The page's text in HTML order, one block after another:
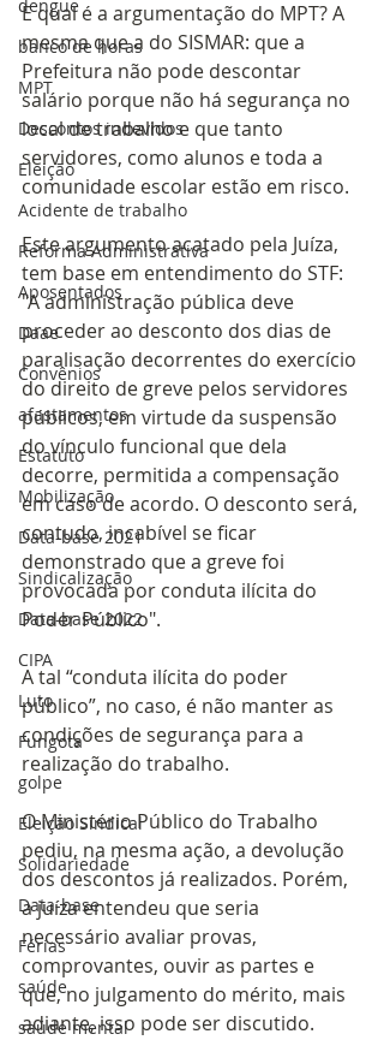
dengue
banco de horas
MPT
Descontos indevidos
Eleição
Acidente de trabalho
Reforma Administrativa
Aposentados
Daae
Convênios
afastamentos
Estatuto
Mobilização
Data-base 2021
Sindicalização
Data-base 2022
CIPA
Luto
Fungota
golpe
Eleição Sindical
Solidariedade
Data-base
Férias
saúde
saúde mental
E qual é a argumentação do MPT? A
mesma que a do SISMAR: que a
Prefeitura não pode descontar
salário porque não há segurança no
local de trabalho e que tanto
servidores, como alunos e toda a
comunidade escolar estão em risco.
Este argumento acatado pela Juíza,
tem base em entendimento do STF:
"A administração pública deve
proceder ao desconto dos dias de
paralisação decorrentes do exercício
do direito de greve pelos servidores
públicos, em virtude da suspensão
do vínculo funcional que dela
decorre, permitida a compensação
em caso de acordo. O desconto será,
contudo, incabível se ficar
demonstrado que a greve foi
provocada por conduta ilícita do
Poder Público".
A tal “conduta ilícita do poder
público”, no caso, é não manter as
condições de segurança para a
realização do trabalho.
O Ministério Público do Trabalho
pediu, na mesma ação, a devolução
dos descontos já realizados. Porém,
a juíza entendeu que seria
necessário avaliar provas,
comprovantes, ouvir as partes e
que, no julgamento do mérito, mais
adiante, isso pode ser discutido.